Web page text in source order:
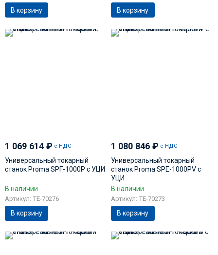
В корзину В корзину
1 069 614 ₽ с НДС
Универсальный токарный
станок Proma SPF-1000P с УЦИ
В наличии
Артикул: TE-70276
В корзину
1 080 846₽ с НДС
Универсальный токарный
станок Proma SPE-1000PV с
УЦИ
В наличии
Артикул: TE-70273
В корзину